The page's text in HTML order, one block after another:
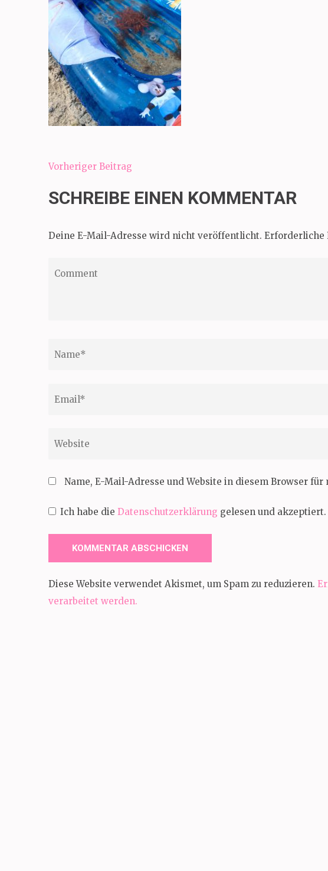
Beitragsnavigation
Vorheriger Beitrag
SCHREIBE EINEN KOMMENTAR
Deine E-Mail-Adresse wird nicht veröffentlicht. Erforderliche
Name, E-Mail-Adresse und Website in diesem Browser
Ich habe die Datenschutzerklärung gelesen und akzeptiert.
Diese Website verwendet Akismet, um Spam zu reduzieren.
verarbeitet werden.